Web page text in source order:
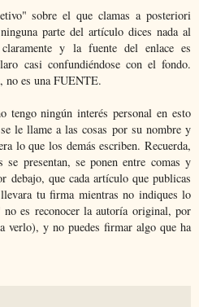
sobre el que clamas a posteriori
parte del artículo dices nada al
y la fuente del enlace es
casi confundiéndose con el fondo.
no es una FUENTE.
tengo ningún interés personal en esto
le llame a las cosas por su nombre y
lo que los demás escriben. Recuerda,
se presentan, se ponen entre comas y
debajo, que cada artículo que publicas
tu firma mientras no indiques lo
es reconocer la autoría original, por
verlo), y no puedes firmar algo que ha